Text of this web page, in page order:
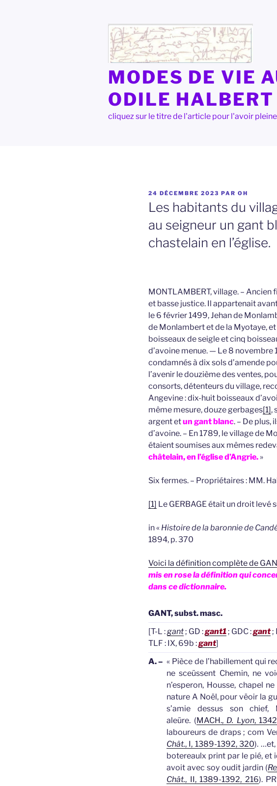
MODES DE VIE
ODILE HALBERT
cliquez sur le titre de l'article pour l'avoir
PUBLIÉ
LE
24 DÉCEMBRE 2023 PAR OH
Les habitants du
au seigneur un gant
chastelain en l’église.
MONTLAMBERT, village. –
et basse justice. Il appartenait
le 6 février 1499, Jehan de
de Monlambert et de la Myotaye,
boisseaux de seigle et cinq
d’avoine menue. — Le 8
condamnés à dix sols d’amende
l’avenir le douzième des ventes,
consorts, détenteurs du village,
Angevine : dix-huit boisseaux
même mesure, douze gerbages[1],
argent etun gant blanc. – De plus,
d’avoine. – En 1789, le village de
étaient soumises aux mêmes
châtelain, en l’église d’Angrie. »
Six fermes. – Propriétaires : MM.
[1] Le GERBAGE était un droit levé
in « Histoire de la baronnie de
1894, p. 370
Voici la définition complète de
mis en rose la définition qui
dans ce dictionnaire.
GANT, subst. masc.
[T-L :gant; GD :gant1; GDC :gant;
TLF : IX, 69b :gant]
A. – « Pièce de l’habillement qui
ne sceüssent Chemin, ne
n’esperon, Housse, chapel
nature A Noël, pour vëoir la
s’amie dessus son chief,
aleüre. (MACH., D. Lyon,
laboureurs de draps ; com
Chât., I, 1389-1392, 320). …et,
botereaulx print par le pié, et
avoit avec soy oudit jardin (
Chât., II, 1389-1392, 216).